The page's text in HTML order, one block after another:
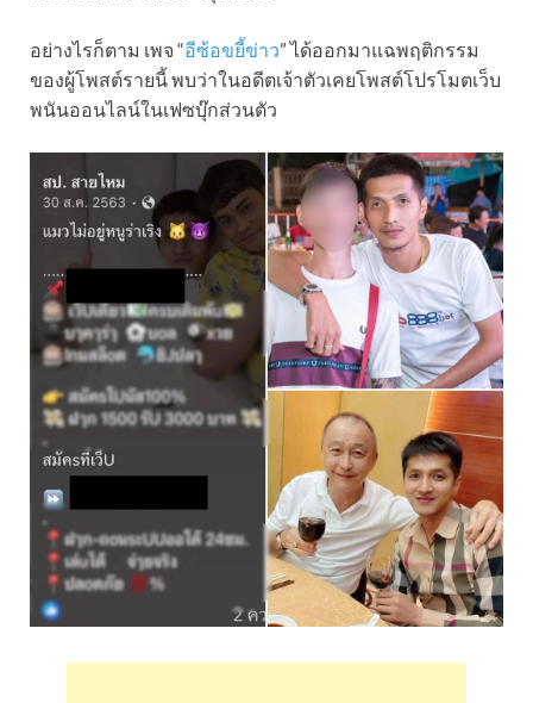
อย่างไรก็ตาม เพจ “อีซ้อขยี้ข่าว” ได้ออกมาแฉพฤติกรรม
ของผู้โพสต์รายนี้ พบว่าในอดีตเจ้าตัวเคยโพสต์โปรโมตเว็บ
พนันออนไลน์ในเฟซบุ๊กส่วนตัว